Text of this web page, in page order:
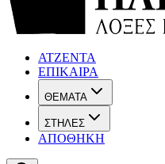
ΑΤΖΕΝΤΑ
ΕΠΙΚΑΙΡΑ
ΘΕΜΑΤΑ
ΣΤΗΛΕΣ
ΑΠΟΘΗΚΗ